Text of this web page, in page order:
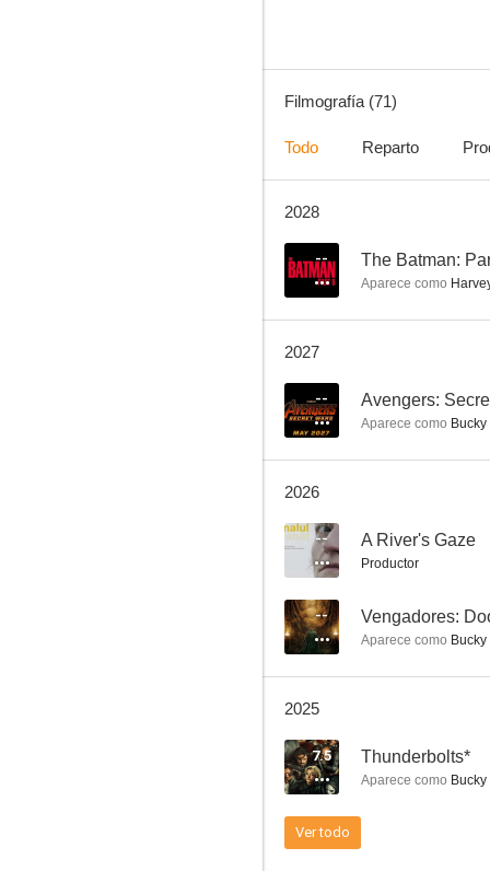
7.3
Filmografía (71)
Todo Reparto
2028
-- The Batman:
Aparece como
2027
-- Avengers:
Aparece como
2026
-- A River's Gaze
Productor
-- Vengadores:
Aparece como
2025
7.5 Thunderbolts*
Aparece como
Ver todo